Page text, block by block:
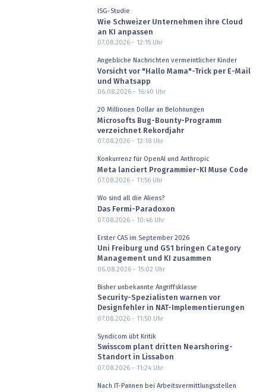
ISG-Studie
Wie Schweizer Unternehmen ihre Cloud
an KI anpassen
07.08.2026 - 12:15Uhr
Angebliche Nachrichten vermeintlicher Kinder
Vorsicht vor "Hallo Mama"-Trick per E-Mail
und Whatsapp
06.08.2026 - 16:40 Uhr
20 Millionen Dollar an Belohnungen
Microsofts Bug-Bounty-Programm
verzeichnet Rekordjahr
07.08.2026 - 12:18Uhr
Konkurrenz für OpenAI und Anthropic
Meta lanciert Programmier-KI Muse Code
07.08.2026 - 11:56Uhr
Wo sind all die Aliens?
Das Fermi-Paradoxon
07.08.2026 - 10:46Uhr
Erster CAS im September 2026
Uni Freiburg und GS1 bringen Category
Management und KI zusammen
06.08.2026 - 15:02 Uhr
Bisher unbekannte Angriffsklasse
Security-Spezialisten warnen vor
Designfehler in NAT-Implementierungen
07.08.2026 - 11:50 Uhr
Syndicom übt Kritik
Swisscom plant dritten Nearshoring-
Standort in Lissabon
07.08.2026 - 11:24Uhr
Nach IT-Pannen bei Arbeitsvermittlungsstellen